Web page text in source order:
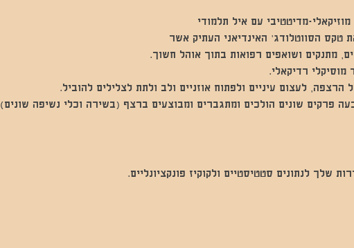
מדיטטיבי עם איל תלמודי
טקס הסווטלודג׳ האינדיאני העתיק אשר
מתנקים ושואפים רפואות בתוך אוהל חשוך.
מוסיקלי רדיקאלי.
לעצום עיניים ולפתוח אוזניים ולב ולתת לצלילים להוביל.
פרקים שונים הולכים ומתגברים ומבוצעים ברצף (בשירה וכלי נשיפה שונים)
שלך לנתונים סטטיסטיים ולקוקיז פונקציונליים.